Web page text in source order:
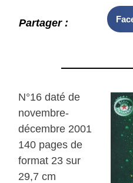
Partager :
N°16 daté de
novembre-
décembre 2001
140 pages de
format 23 sur
29,7 cm